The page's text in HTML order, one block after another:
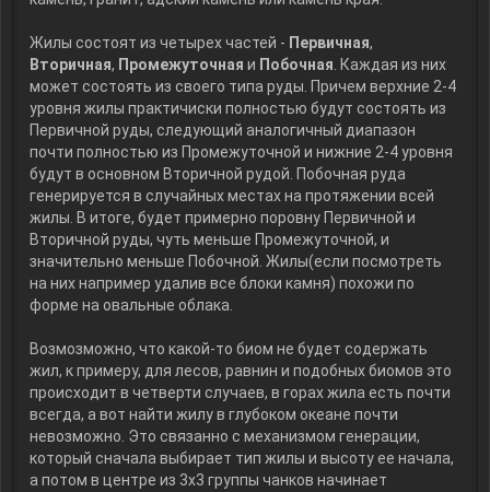
Жилы состоят из четырех частей - Первичная,
Вторичная, Промежуточная и Побочная . Каждая из них
может состоять из своего типа руды. Причем верхние 2-4
уровня жилы практичиски полностью будут состоять из
Первичной руды, следующий аналогичный диапазон
почти полностью из Промежуточной и нижние 2-4 уровня
будут в основном Вторичной рудой. Побочная руда
генерируется в случайных местах на протяжении всей
жилы. В итоге, будет примерно поровну Первичной и
Вторичной руды, чуть меньше Промежуточной, и
значительно меньше Побочной. Жилы(если посмотреть
на них например удалив все блоки камня) похожи по
форме на овальные облака.
Возмозможно, что какой-то биом не будет содержать
жил, к примеру, для лесов, равнин и подобных биомов это
происходит в четверти случаев, в горах жила есть почти
всегда, а вот найти жилу в глубоком океане почти
невозможно. Это связанно с механизмом генерации,
который сначала выбирает тип жилы и высоту ее начала,
а потом в центре из 3х3 группы чанков начинает